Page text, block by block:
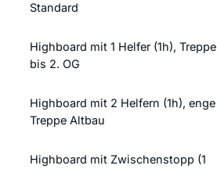
Standard
Highboard mit 1 Helfer (1h), Treppe
bis 2. OG
Highboard mit 2 Helfern (1h), enge
Treppe Altbau
Highboard mit Zwischenstopp (1